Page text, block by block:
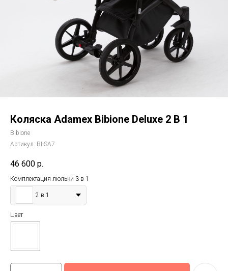
Коляска Adamex Bibione Deluxe 2 В 1
Bibione
Артикул: BI-SA7
46 600 р.
Комплектация люльки 3 в 1
2 в 1
Цвет